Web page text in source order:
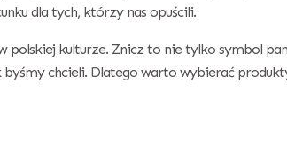
dla tych, którzy nas opuścili.
kulturze. Znicz to nie tylko symbol
chcieli. Dlatego warto wybierać